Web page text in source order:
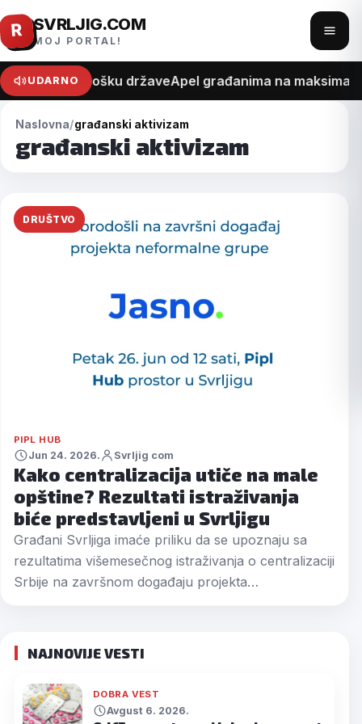
Pređi
na
sadržaj
R SVRLJIG.COM
MOJ PORTAL!
meni
UDARNO
recept o trošku državeApel građanima na
Naslovna građanski aktivizam
građanski aktivizam
DRUŠTVO
PIPL HUB
Jun 24. 2026. Svrljig com
Kako centralizacija utiče na male
opštine? Rezultati istraživanja
biće predstavljeni u Svrljigu
Građani Svrljiga imaće priliku da se upoznaju sa
rezultatima višemesečnog istraživanja o centralizaciji
Srbije na završnom događaju projekta…
NAJNOVIJE VESTI
DOBRA VEST
Avgust 6. 2026.